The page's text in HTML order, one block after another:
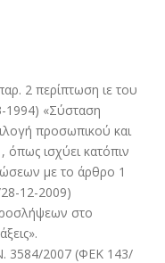
2 περίπτωση ιε του
«Σύσταση
προσωπικού και
όπως ισχύει κατόπιν
με το άρθρο 1
12-2009)
στο
3584/2007 (ΦΕΚ 143/